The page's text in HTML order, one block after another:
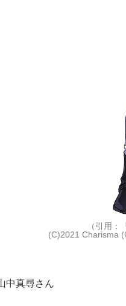
（引用：
(C)2021 Charisma
中真尋さん